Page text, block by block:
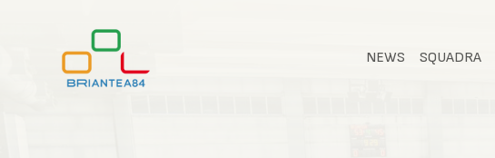
NEWS SQUADRA